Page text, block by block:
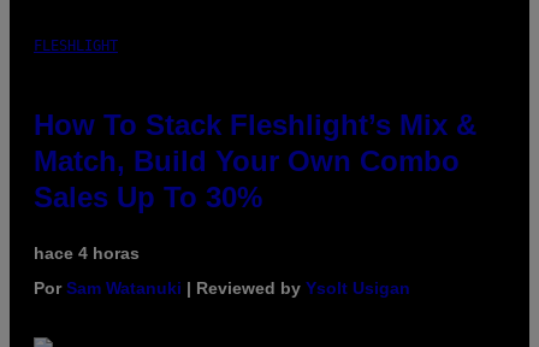
FLESHLIGHT
How To Stack Fleshlight’s Mix &
Match, Build Your Own Combo
Sales Up To 30%
hace 4 horas
PorSam Watanuki | Reviewed by Ysolt Usigan